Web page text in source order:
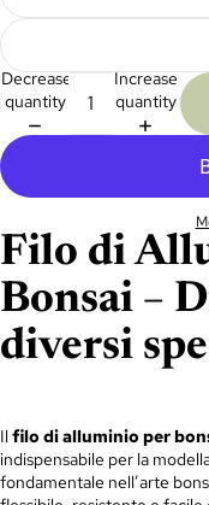
Decrease
quantity
Increase
quantity
Filo di
Bonsai –
diversi
Il filo di alluminio per
indispensabile per la
fondamentale nell’arte